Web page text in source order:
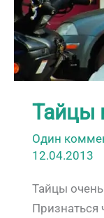
Тайцы
Один
12.04.2013
Тайцы
Признаться